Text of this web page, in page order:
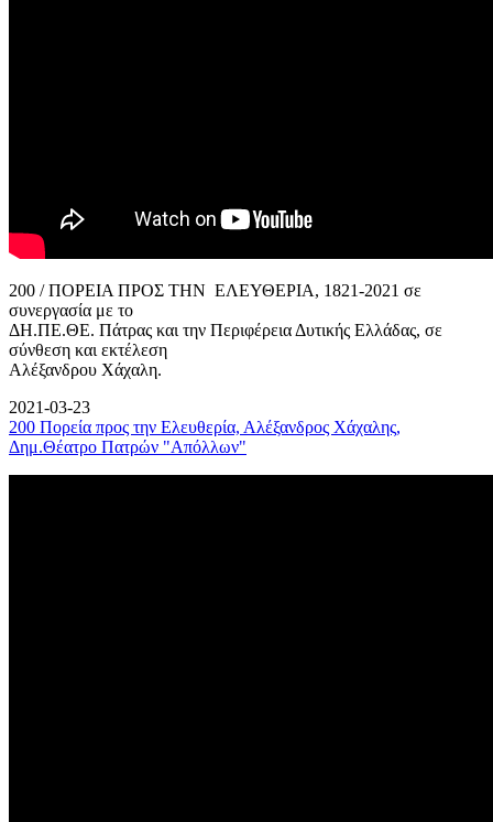
200 / ΠΟΡΕΙΑ ΠΡΟΣ ΤΗΝ ΕΛΕΥΘΕΡΙΑ, 1821-2021 σε
συνεργασία με το
ΔΗ.ΠΕ.ΘΕ. Πάτρας και την Περιφέρεια Δυτικής Ελλάδας, σε
σύνθεση και εκτέλεση
Αλέξανδρου Χάχαλη.
2021-03-23
200 Πορεία προς την Ελευθερία, Αλέξανδρος Χάχαλης,
Δημ.Θέατρο Πατρών "Απόλλων"